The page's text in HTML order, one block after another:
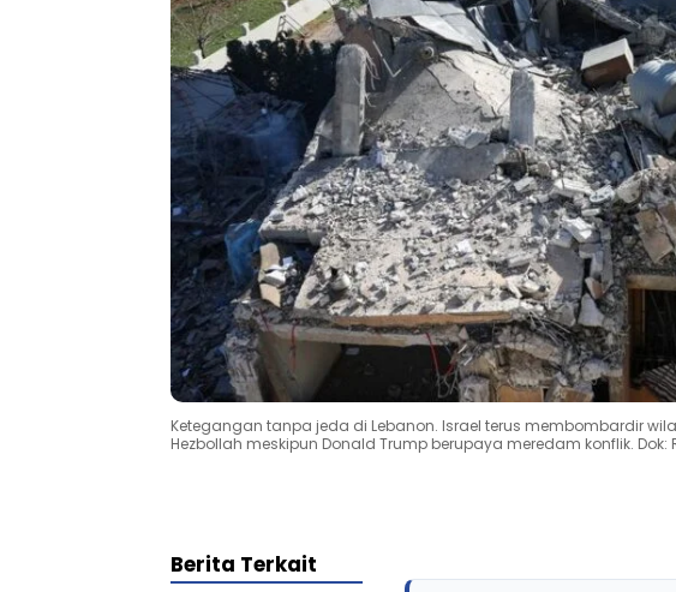
Ketegangan tanpa jeda di Lebanon. Israel terus membombardir
Hezbollah meskipun Donald Trump berupaya meredam konflik. Dok:
Berita Terkait